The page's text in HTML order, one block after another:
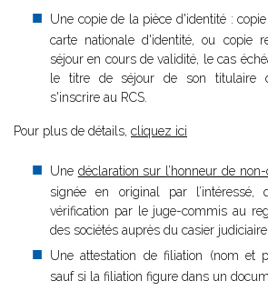
Une copie de la pièce d'identité :
carte nationale d'identité, ou copie
séjour en cours de validité, le cas
le titre de séjour de son titulaire
s'inscrire au RCS.
Pour plus de détails, cliquez ici
Une déclaration sur l’honneur de
signée en original par
vérification par le juge-commis au
des sociétés auprès du casier judiciaire
Une attestation de filiation (nom et
sauf si la filiation figure dans un